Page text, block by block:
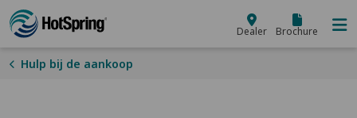
Skip to main content
Dealer Brochure
Hulp bij de aankoop